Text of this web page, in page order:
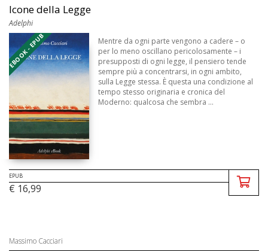
Icone della Legge
Adelphi
EBOOK - EPUB
Mentre da ogni parte vengono a cadere – o
per lo meno oscillano pericolosamente – i
presupposti di ogni legge, il pensiero tende
sempre più a concentrarsi, in ogni ambito,
sulla Legge stessa. È questa una condizione al
tempo stesso originaria e cronica del
Moderno: qualcosa che sembra ...
EPUB
€ 16,99
Massimo Cacciari